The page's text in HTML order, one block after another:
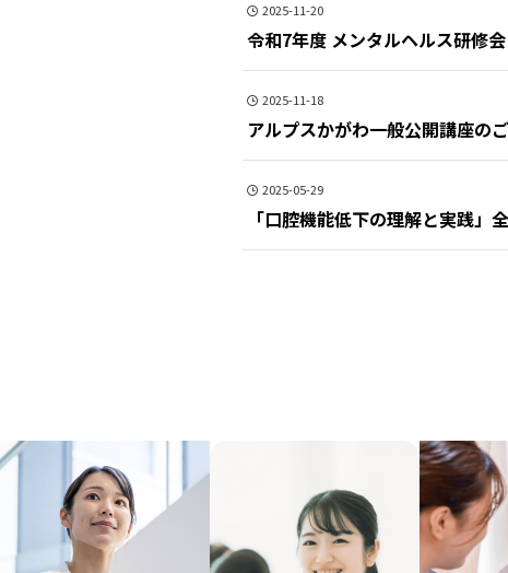
2025-11-20
令和7年度 メンタルヘルス研修会
2025-11-18
アルプスかがわ一般公開講座の
2025-05-29
「口腔機能低下の理解と実践」